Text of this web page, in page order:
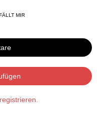
MIR
registrieren